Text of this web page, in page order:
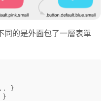
同的是外面包了一層表單
}
}